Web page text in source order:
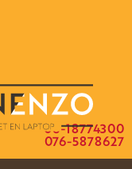
076-5878627
06-18774300